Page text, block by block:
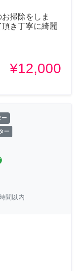
掃除をしま
き丁寧に綺麗
¥12,000
ー
ー
間以内